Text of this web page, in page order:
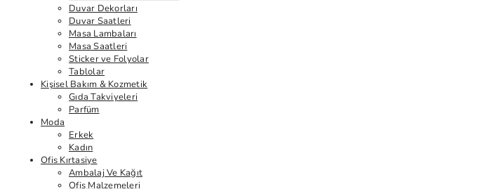
Duvar Dekorları
Duvar Saatleri
Masa Lambaları
Masa Saatleri
Sticker ve Folyolar
Tablolar
Kişisel Bakım & Kozmetik
Gıda Takviyeleri
Parfüm
Moda
Erkek
Kadın
Ofis Kırtasiye
Ambalaj Ve Kağıt
Ofis Malzemeleri